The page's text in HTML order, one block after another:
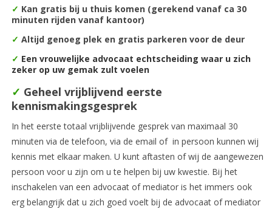
✓ Kan gratis bij u thuis komen (gerekend vanaf ca 30
minuten rijden vanaf kantoor)
✓ Altijd genoeg plek en gratis parkeren voor de deur
✓ Een vrouwelijke advocaat echtscheiding waar u zich
zeker op uw gemak zult voelen
✓ Geheel vrijblijvend eerste
kennismakingsgesprek
In het eerste totaal vrijblijvende gesprek van maximaal 30
minuten via de telefoon, via de email of in persoon kunnen wij
kennis met elkaar maken. U kunt aftasten of wij de aangewezen
persoon voor u zijn om u te helpen bij uw kwestie. Bij het
inschakelen van een advocaat of mediator is het immers ook
erg belangrijk dat u zich goed voelt bij de advocaat of mediator